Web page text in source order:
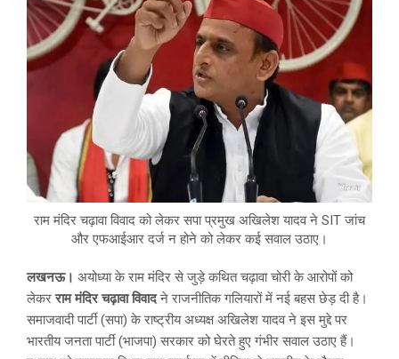
राम मंदिर चढ़ावा विवाद को लेकर सपा प्रमुख अखिलेश यादव ने SIT जांच
और एफआईआर दर्ज न होने को लेकर कई सवाल उठाए।
लखनऊ। अयोध्या के राम मंदिर से जुड़े कथित चढ़ावा चोरी के आरोपों को
लेकरराम मंदिर चढ़ावा विवादने राजनीतिक गलियारों में नई बहस छेड़ दी है।
समाजवादी पार्टी (सपा) के राष्ट्रीय अध्यक्ष अखिलेश यादव ने इस मुद्दे पर
भारतीय जनता पार्टी (भाजपा) सरकार को घेरते हुए गंभीर सवाल उठाए हैं।